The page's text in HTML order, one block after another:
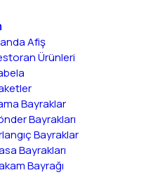
Afiş
Ürünleri
Bayraklar
Bayrakları
Bayraklar
Bayrakları
Bayrağı